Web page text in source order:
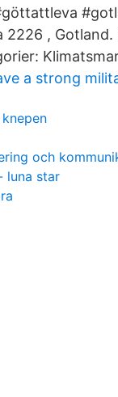
2226 ,
a strong
och
luna star